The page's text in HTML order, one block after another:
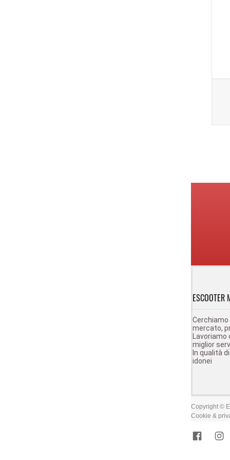
ESCOOTER
mercato,
miglior
In qualità
idonei
Copyright ©
Cookie &